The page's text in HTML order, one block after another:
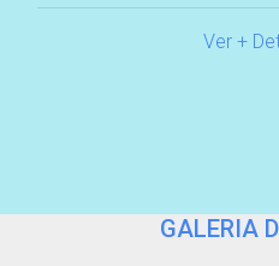
Ver +
GALERIA